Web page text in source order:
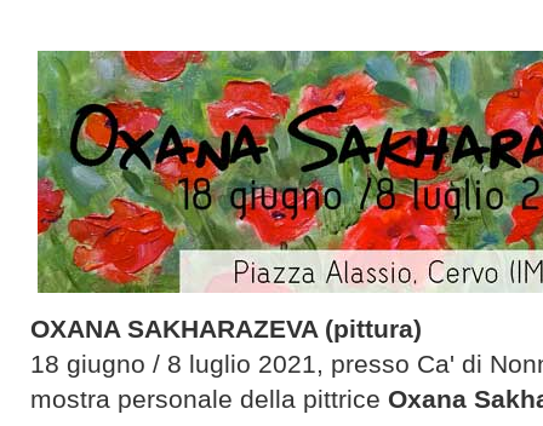
OXANA SAKHARAZEVA (pittura)
18 giugno / 8 luglio 2021, presso Ca' di
mostra personale della pittrice Oxana